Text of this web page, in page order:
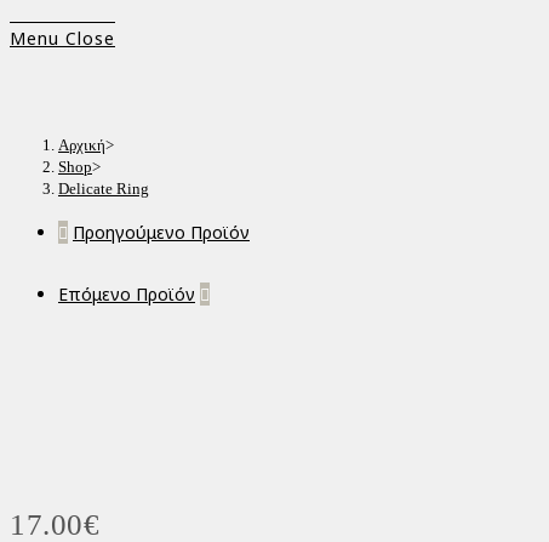
Menu Close
Αρχική>
Shop>
Delicate Ring
Προηγούμενο Προϊόν
Επόμενο Προϊόν
17.00€